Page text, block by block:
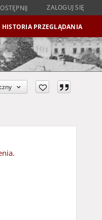
ZALOGUJ SIĘ
HISTORIA PRZEGLĄDANIA